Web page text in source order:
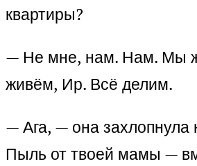
квартиры?
— Не мне, нам. Нам. Мы
живём, Ир. Всё делим.
— Ага, — она захлопнула
Пыль от твоей мамы —